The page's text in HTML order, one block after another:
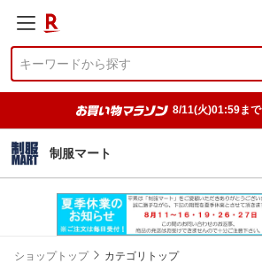
8/11(火)01:59まで
制服マート
ショップトップ カテゴリトップ